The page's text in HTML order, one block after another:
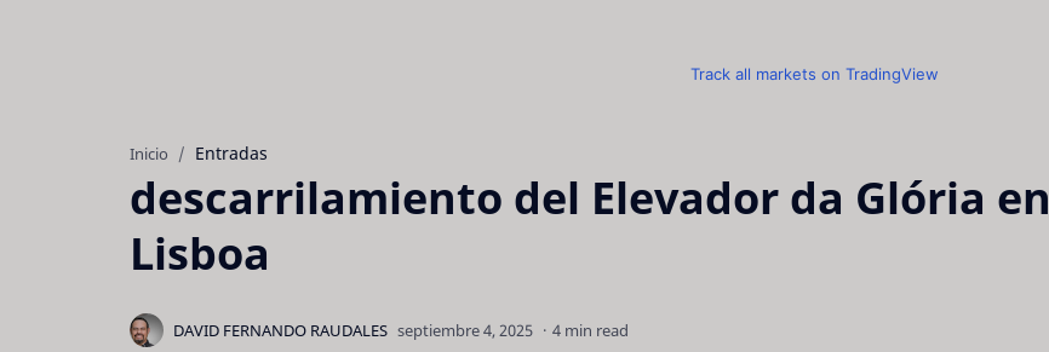
Track all markets on TradingView
Inicio Entradas
descarrilamiento del Elevador da Glória en
Lisboa
4 min read